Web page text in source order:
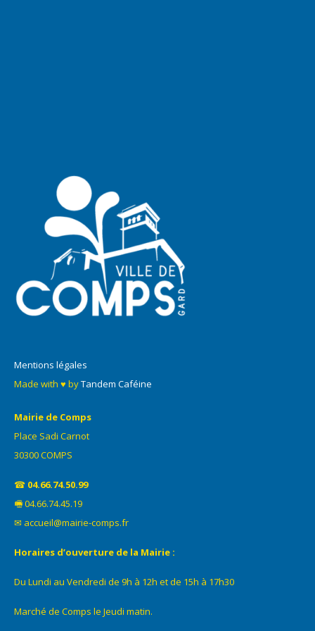
Mentions légales
Made with ♥ byTandem Caféine
Mairie de Comps
Place Sadi Carnot
30300 COMPS
☎ 04.66.74.50.99
🖷 04.66.74.45.19
✉ accueil@mairie-comps.fr
Horaires d’ouverture de la Mairie :
Du Lundi au Vendredi de 9h à 12h et de 15h à 17h30
Marché de Comps le Jeudi matin.